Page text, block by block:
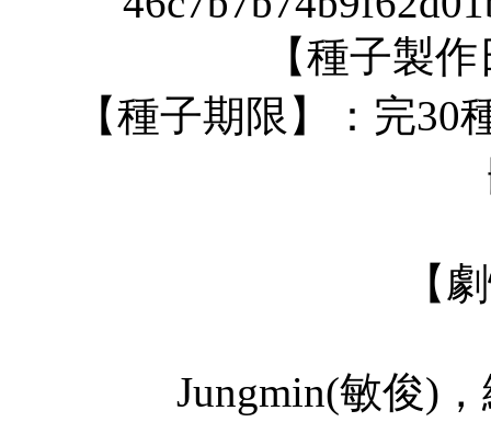
【種子製
【種子期限】：完
【
Jungmin(敏俊)，